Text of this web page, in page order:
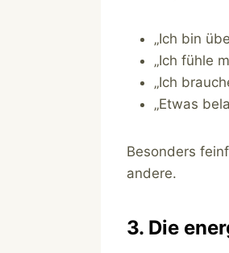
„Ich bin
„Ich fühle
„Ich
„Etwas
Besonders
andere.
3. Die